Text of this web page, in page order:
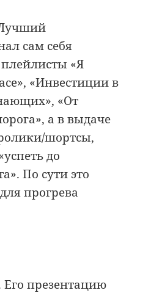
сам себя
«Я
«Инвестиции в
«От
а в выдаче
шортсы,
до
По сути это
прогрева
презентацию